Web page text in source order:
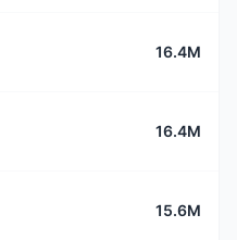
16.4M
16.4M
15.6M